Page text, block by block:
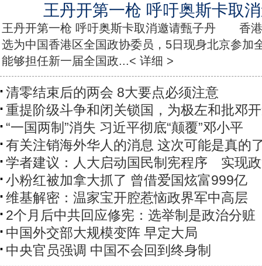
王丹开第一枪 呼吁奥斯卡取
王丹开第一枪 呼吁奥斯卡取消邀请甄子丹 香港
选为中国香港区全国政协委员，5日现身北京参加
能够担任新一届全国政...< 详细 >
清零结束后的两会 8大要点必须注意
重提阶级斗争和闭关锁国，为极左和批邓
“一国两制”消失 习近平彻底“颠覆”邓小平
有关注销海外华人的消息 这次可能是真的
学者建议：人大启动国民制宪程序 实现
小粉红被加拿大抓了 曾借爱国炫富999亿
维基解密：温家宝开腔惹恼政界军中高层
2个月后中共回应修宪：选举制是政治分赃
中国外交部大规模变阵 早定大局
中央官员强调 中国不会回到终身制